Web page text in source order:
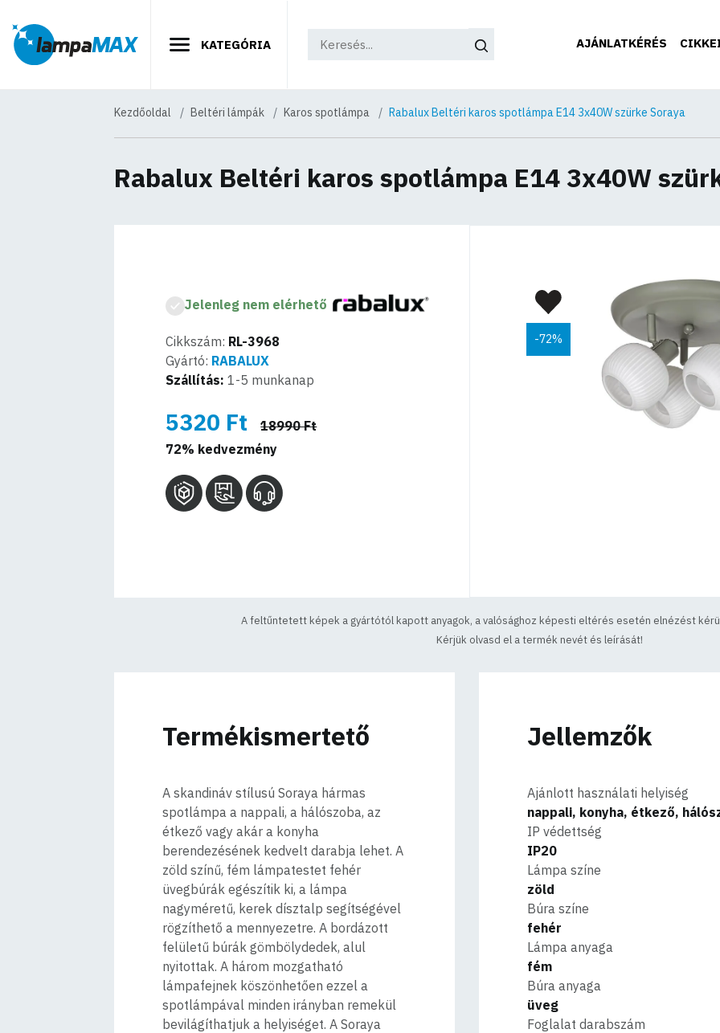
KATEGÓRIA AJÁNLATKÉRÉS
Kezdőoldal Beltéri lámpák Karos spotlámpa Rabalux Beltéri karos spotlámpa E14 3x40W szürke Soraya
Rabalux Beltéri karos spotlámpa E14 3x40W
-72%
Jelenleg nem elérhető
Cikkszám: RL-3968
Gyártó: RABALUX
Szállítás: 1-5 munkanap
5320 Ft
18990 Ft
72% kedvezmény
A feltűntetett képek a gyártótól kapott anyagok, a valósághoz képesti eltérés esetén elnézést
Kérjük olvasd el a termék nevét és leírását!
Termékismertető
A skandináv stílusú Soraya hármas
spotlámpa a nappali, a hálószoba, az
étkező vagy akár a konyha
berendezésének kedvelt darabja lehet. A
zöld színű, fém lámpatestet fehér
üvegbúrák egészítik ki, a lámpa
nagyméretű, kerek dísztalp segítségével
rögzíthető a mennyezetre. A bordázott
felületű búrák gömbölydedek, alul
nyitottak. A három mozgatható
lámpafejnek köszönhetően ezzel a
spotlámpával minden irányban remekül
bevilágíthatjuk a helyiséget. A Soraya
Jellemzők
Ajánlott használati helyiség
nappali, konyha, étkező,
IP védettség
IP20
Lámpa színe
zöld
Búra színe
fehér
Lámpa anyaga
fém
Búra anyaga
üveg
Foglalat darabszám